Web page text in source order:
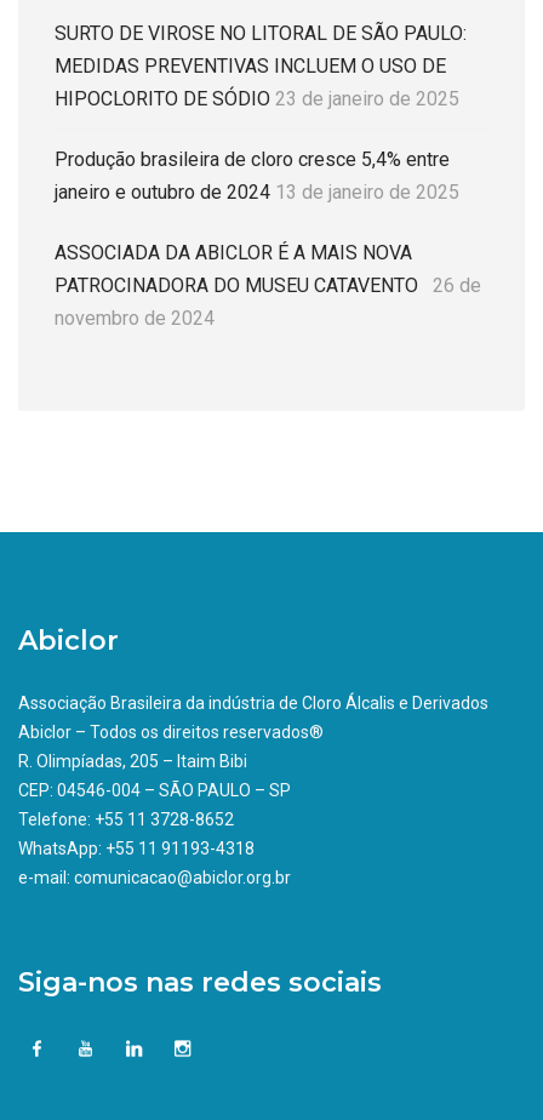
SURTO DE VIROSE NO LITORAL DE SÃO PAULO:
MEDIDAS PREVENTIVAS INCLUEM O USO DE
HIPOCLORITO DE SÓDIO 23 de janeiro de 2025
Produção brasileira de cloro cresce 5,4% entre
janeiro e outubro de 2024 13 de janeiro de 2025
ASSOCIADA DA ABICLOR É A MAIS NOVA
PATROCINADORA DO MUSEU CATAVENTO
26 de
novembro de 2024
Abiclor
Associação Brasileira da indústria de Cloro Álcalis e Derivados
Abiclor – Todos os direitos reservados®
R. Olimpíadas, 205 – Itaim Bibi
CEP: 04546-004 – SÃO PAULO – SP
Telefone: +55 11 3728-8652
WhatsApp: +55 11 91193-4318
e-mail: comunicacao@abiclor.org.br
Siga-nos nas redes sociais